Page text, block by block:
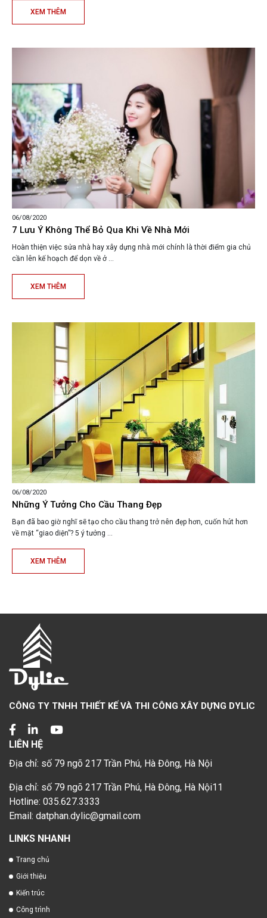
XEM THÊM
06/08/2020
7 Lưu Ý Không Thể Bỏ Qua Khi Về Nhà Mới
Hoàn thiện việc sửa nhà hay xây dựng nhà mới chính là thời điểm gia chủ
cần lên kế hoạch để dọn về ở ...
XEM THÊM
06/08/2020
Những Ý Tưởng Cho Cầu Thang Đẹp
Bạn đã bao giờ nghĩ sẽ tạo cho cầu thang trở nên đẹp hơn, cuốn hút hơn
về mặt “giao diện”? 5 ý tưởng ...
XEM THÊM
CÔNG TY TNHH THIẾT KẾ VÀ THI CÔNG XÂY DỰNG DYLIC
LIÊN HỆ
Địa chỉ: số 79 ngõ 217 Trần Phú, Hà Đông, Hà Nội
Địa chỉ: số 79 ngõ 217 Trần Phú, Hà Đông, Hà Nội11
Hotline: 035.627.3333
Email: datphan.dylic@gmail.com
LINKS NHANH
Trang chủ
Giới thiệu
Kiến trúc
Công trình